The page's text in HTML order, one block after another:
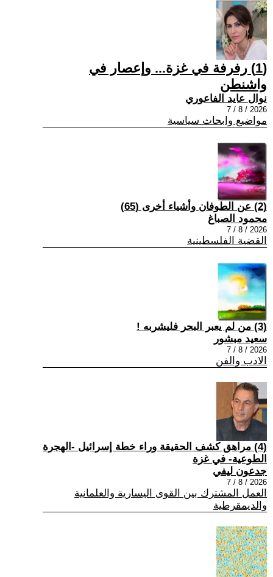
(1) رفرفة في غزة... وإعصار في
واشنطن
نوال عايد الفاعوري
2026 / 8 / 7
مواضيع وابحاث سياسية
(2) عن الطوفان وأشياء أخرى (65)
محمود الصباغ
2026 / 8 / 7
القضية الفلسطينية
(3) من لم يعبر البحر فليشربه !
سعيد مبشور
2026 / 8 / 7
الادب والفن
(4) مراهق كشف الحقيقة وراء خطة إسرائيل -الهجرة
الطوعية- في غزة
جدعون ليفي
2026 / 8 / 7
العمل المشترك بين القوى اليسارية والعلمانية
والديمقرطية